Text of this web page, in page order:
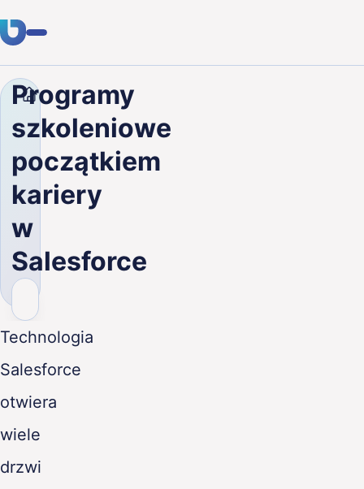
Usługi
Klienci
Branże
Kariera
Firma Blog
Programy
szkoleniowe
początkiem
kariery
w
Salesforce
Technologia
Salesforce
otwiera
wiele
drzwi